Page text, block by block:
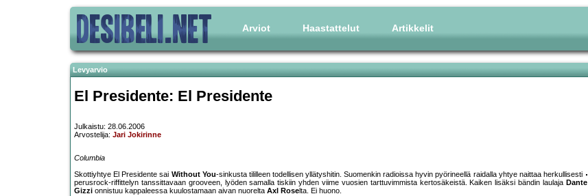
Arviot Haastattelut Artikkelit
Levyarvio
El Presidente: El Presidente
Julkaistu: 28.06.2006
Arvostelija: Jari Jokirinne
Columbia
Skottiyhtye El Presidente sai Without You-sinkusta tililleen todellisen yllätyshitin. Suomenkin radioissa hyvin pyörineellä raidalla yhtye naittaa herkullisesti
perusrock-riffittelyn tanssittavaan grooveen, lyöden samalla tiskiin yhden viime vuosien tarttuvimmista kertosäkeistä. Kaiken lisäksi bändin laulaja Dante
Gizzi onnistuu kappaleessa kuulostamaan aivan nuorelta Axl Roselta. Ei huono.